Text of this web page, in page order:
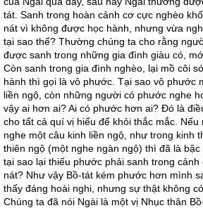
tát. Sanh trong hoàn cảnh cơ cực nghèo
nát vì không được học hành, nhưng vừa
tại sao thế? Thường chúng ta cho rằng
được sanh trong những gia đình giàu có,
Còn sanh trong gia đình nghèo, lại mồ côi
hành thì gọi là vô phước. Tại sao vô phước
liền ngộ, còn những người có phước nghe
vậy ai hơn ai? Ai có phước hơn ai? Đó là
cho tất cả quí vị hiểu để khỏi thắc mắc. Nếu
nghe một câu kinh liền ngộ, như trong kinh
thiên ngộ (một nghe ngàn ngộ) thì đã là bậc
tại sao lại thiếu phước phải sanh trong
nát? Như vậy Bồ-tát kém phước hơn mình
thấy đáng hoài nghi, nhưng sự thật không
Chúng ta đã nói Ngài là một vị Nhục thân